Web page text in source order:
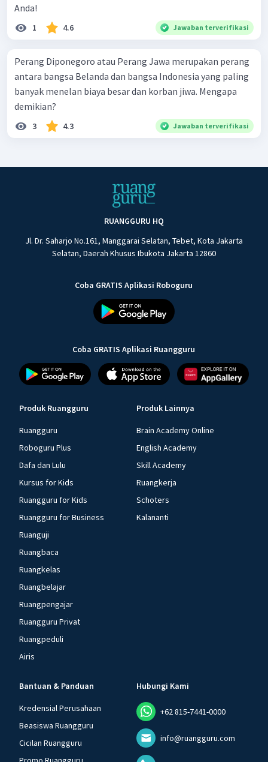
Anda!
1 4.6 Jawaban terverifikasi
Perang Diponegoro atau Perang Jawa merupakan perang
antara bangsa Belanda dan bangsa Indonesia yang paling
banyak menelan biaya besar dan korban jiwa. Mengapa
demikian?
3 4.3 Jawaban terverifikasi
RUANGGURU HQ
Jl. Dr. Saharjo No.161, Manggarai Selatan, Tebet, Kota Jakarta
Selatan, Daerah Khusus Ibukota Jakarta 12860
Coba GRATIS Aplikasi Roboguru
Coba GRATIS Aplikasi Ruangguru
Produk Ruangguru
Ruangguru
Roboguru Plus
Dafa dan Lulu
Kursus for Kids
Ruangguru for Kids
Ruangguru for Business
Ruanguji
Ruangbaca
Ruangkelas
Ruangbelajar
Ruangpengajar
Ruangguru Privat
Ruangpeduli
Airis
Produk Lainnya
Brain Academy Online
English Academy
Skill Academy
Ruangkerja
Schoters
Kalananti
Bantuan & Panduan
Kredensial Perusahaan
Beasiswa Ruangguru
Cicilan Ruangguru
Hubungi Kami
+62 815-7441-0000
info@ruangguru.com